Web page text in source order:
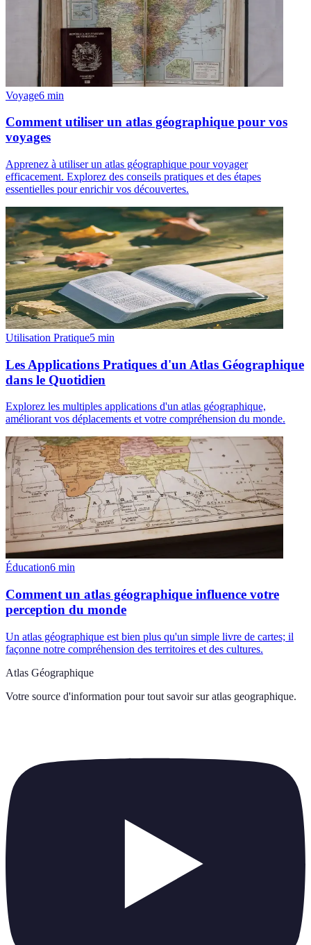
Voyage6 min
Comment utiliser un atlas géographique pour vos
voyages
Apprenez à utiliser un atlas géographique pour voyager
efficacement. Explorez des conseils pratiques et des étapes
essentielles pour enrichir vos découvertes.
Utilisation Pratique5 min
Les Applications Pratiques d'un Atlas Géographique
dans le Quotidien
Explorez les multiples applications d'un atlas géographique,
améliorant vos déplacements et votre compréhension du monde.
Éducation6 min
Comment un atlas géographique influence votre
perception du monde
Un atlas géographique est bien plus qu'un simple livre de cartes; il
façonne notre compréhension des territoires et des cultures.
Atlas Géographique
Votre source d'information pour tout savoir sur atlas geographique.